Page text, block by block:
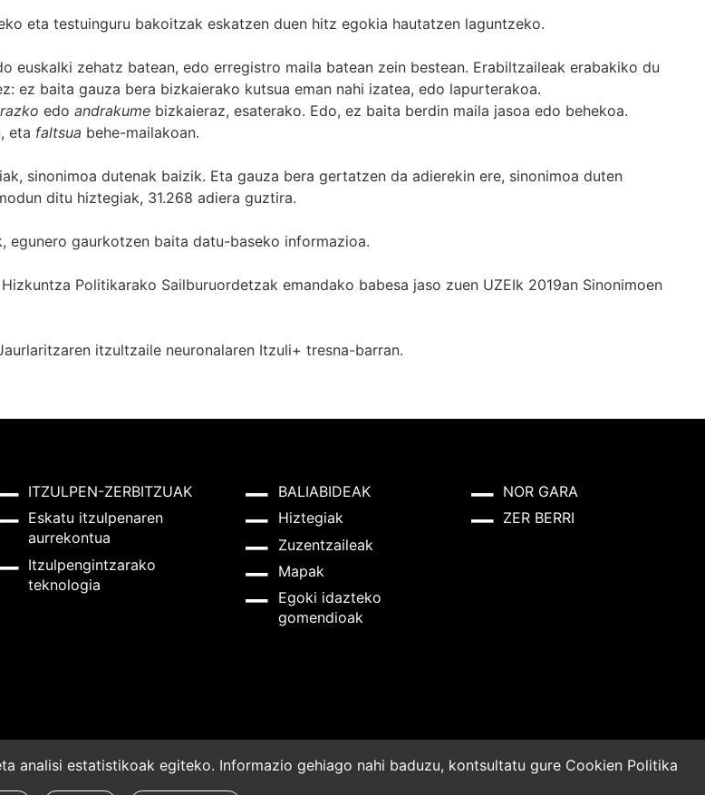
eta testuinguru bakoitzak eskatzen duen hitz egokia hautatzen laguntzeko.
zehatz batean, edo erregistro maila batean zein bestean. Erabiltzaileak erabakiko du
ez baita gauza bera bizkaierako kutsua eman nahi izatea, edo lapurterakoa.
edo andrakume bizkaieraz, esaterako. Edo, ez baita berdin maila jasoa edo behekoa.
eta faltsua behe-mailakoan.
sinonimoa dutenak baizik. Eta gauza bera gertatzen da adierekin ere, sinonimoa duten
ditu hiztegiak, 31.268 adiera guztira.
egunero gaurkotzen baita datu-baseko informazioa.
Politikarako Sailburuordetzak emandako babesa jaso zuen UZEIk 2019an Sinonimoen
itzultzaile neuronalaren Itzuli+ tresna-barran.
ITZULPEN-ZERBITZUAK
Eskatu itzulpenaren
aurrekontua
Itzulpengintzarako
teknologia
BALIABIDEAK
Hiztegiak
Zuzentzaileak
Mapak
Egoki idazteko
gomendioak
NOR GARA
ZER BERRI
analisi estatistikoak egiteko. Informazio gehiago nahi baduzu, kontsultatu gure Cookien Politika